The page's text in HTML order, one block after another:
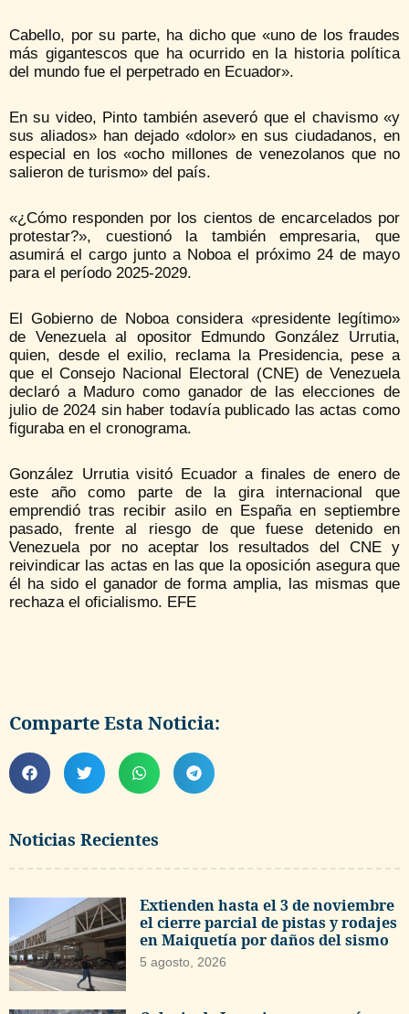
Noticias Recientes
Extienden hasta el 3 de noviembre
el cierre parcial de pistas y rodajes
en Maiquetía por daños del sismo
5 agosto, 2026
Cabello, por su parte, ha dicho que «uno de los fraudes
más gigantescos que ha ocurrido en la historia política
del mundo fue el perpetrado en Ecuador».
En su video, Pinto también aseveró que el chavismo «y
sus aliados» han dejado «dolor» en sus ciudadanos, en
especial en los «ocho millones de venezolanos que no
salieron de turismo» del país.
«¿Cómo responden por los cientos de encarcelados por
protestar?», cuestionó la también empresaria, que
asumirá el cargo junto a Noboa el próximo 24 de mayo
para el período 2025-2029.
El Gobierno de Noboa considera «presidente legítimo»
de Venezuela al opositor Edmundo González Urrutia,
quien, desde el exilio, reclama la Presidencia, pese a
que el Consejo Nacional Electoral (CNE) de Venezuela
declaró a Maduro como ganador de las elecciones de
julio de 2024 sin haber todavía publicado las actas como
figuraba en el cronograma.
González Urrutia visitó Ecuador a finales de enero de
este año como parte de la gira internacional que
emprendió tras recibir asilo en España en septiembre
pasado, frente al riesgo de que fuese detenido en
Venezuela por no aceptar los resultados del CNE y
reivindicar las actas en las que la oposición asegura que
él ha sido el ganador de forma amplia, las mismas que
rechaza el oficialismo. EFE
Comparte Esta Noticia: